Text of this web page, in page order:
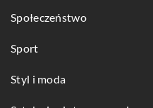
Społeczeństwo
Sport
Styl i moda